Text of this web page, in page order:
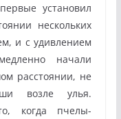
установил
нескольких
и с удивлением
начали
расстоянии, не
возле улья.
когда пчелы-